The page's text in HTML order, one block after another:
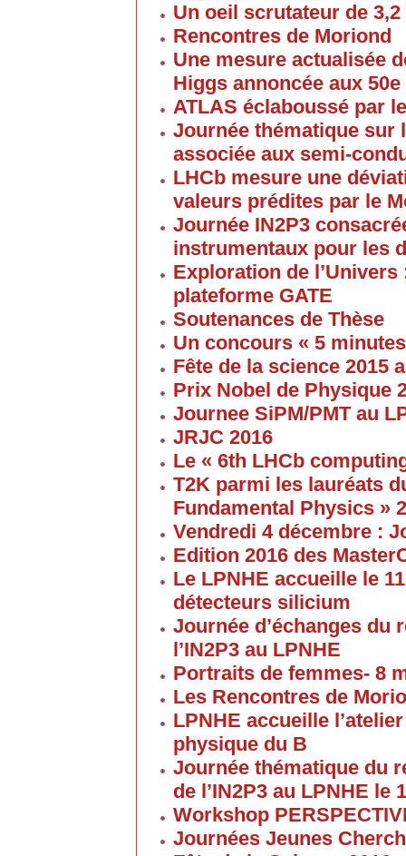
Un oeil scrutateur de
Rencontres de Moriond
Une mesure actualisée
Higgs annoncée aux
ATLAS éclaboussé par
Journée thématique sur
associée aux semi-
LHCb mesure une
valeurs prédites par le
Journée IN2P3
instrumentaux pour les
Exploration de
plateforme GATE
Soutenances de Thèse
Un concours « 5
Fête de la science 2015
Prix Nobel de Physique
Journee SiPM/PMT au
JRJC 2016
Le « 6th LHCb
T2K parmi les lauréats
Fundamental Physics »
Vendredi 4 décembre :
Edition 2016 des
Le LPNHE accueille le
détecteurs silicium
Journée d’échanges du
l’IN2P3 au LPNHE
Portraits de femmes- 8
Les Rencontres de
LPNHE accueille
physique du B
Journée thématique du
de l’IN2P3 au LPNHE le
Workshop
Journées Jeunes